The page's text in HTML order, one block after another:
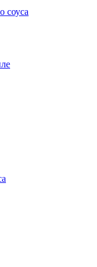
соуса